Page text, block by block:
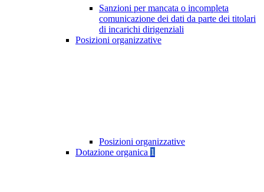
Sanzioni per mancata o incompleta
comunicazione dei dati da parte dei titolari
di incarichi dirigenziali
Posizioni organizzative
Posizioni organizzative
Dotazione organica 1